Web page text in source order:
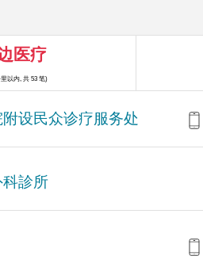
医疗
以内, 共 53 笔)
设民众诊疗服务处
科診所